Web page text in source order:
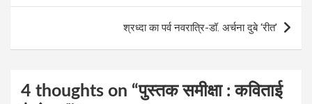
k
p
श्रध्दा का पर्व नवरात्रि-डॉ. अर्चना दुबे ‘रीत’
4 thoughts on “पुस्‍तक समीक्षा : कविताई